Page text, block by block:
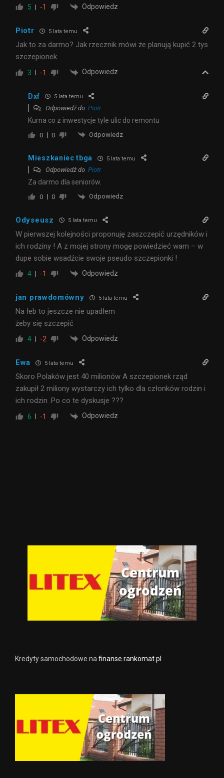
5 -1 Odpowiedz
Piotr 5 lata temu
Jak to za darmo? Jak rzecznik mówi że planują kupić 2 tys
szczepionek
3 -1 Odpowiedz
Dxf 5 lata temu
Odpowiedź do Piotr
Kurna co z inwestycje tyle ulic do remontu
0 0 Odpowiedz
Mieszkaniec tbga 5 lata temu
Odpowiedź do Piotr
Za darmo dla seniorów.
0 0 Odpowiedz
Odyseusz 5 lata temu
W pierwszej kolejności proponuję zaszczepić urzędników i
ich rodziny ! A z mojej strony mogę powiedzieć wam – w
dupe sobie wsadźcie swoje pseudo szczepionki !
4 -1 Odpowiedz
jan prawdomówny 5 lata temu
Na łeb to jeszcze nie upadłem
żeby się szczepić
4 -2 Odpowiedz
Ewa 5 lata temu
Skoro Polaków jest 40 milionów A szczepionek rząd
zakupił 2 miliony wystarczy ich tylko dla członków rodzin i
ich rodzin .Po co te dyskusje ???
6 -1 Odpowiedz
Kredyty samochodowe na finanse.rankomat.pl